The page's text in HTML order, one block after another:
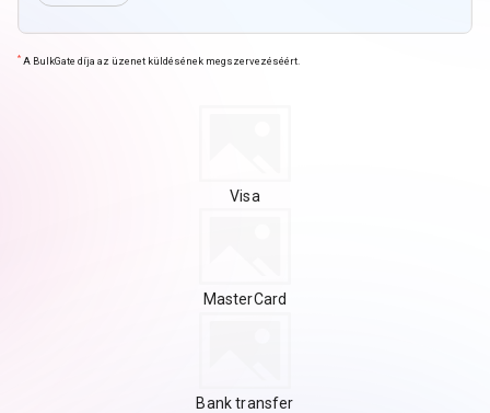
* A BulkGate díja az üzenet küldésének megszervezéséért.
Visa
MasterCard
Bank transfer